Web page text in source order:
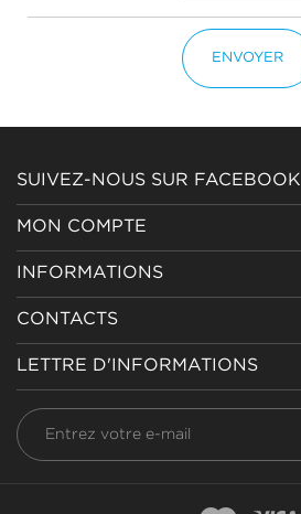
ENVOYER
SUIVEZ-NOUS SUR FACEBOOK
MON COMPTE
INFORMATIONS
CONTACTS
LETTRE D'INFORMATIONS